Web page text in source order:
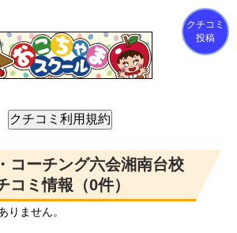
クチコミ
投稿
コーチング六会湘南台校
コミ情報（0件）
りません。